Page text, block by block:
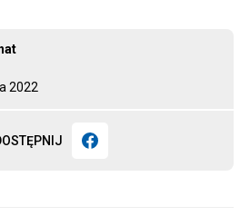
2022